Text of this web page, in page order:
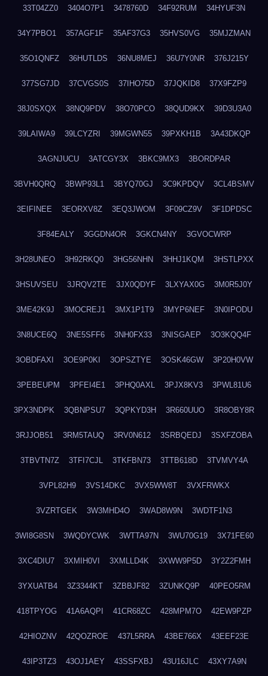
33T04ZZ0 3404O7P1 3478760D 34F92RUM 34HYUF3N
34Y7PBO1 357AGF1F 35AF37G3 35HVS0VG 35MJZMAN
35O1QNFZ 36HUTLDS 36NU8MEJ 36U7Y0NR 376J215Y
377SG7JD 37CVGS0S 37IHO75D 37JQKID8 37X9FZP9
38J0SXQX 38NQ9PDV 38O70PCO 38QUD9KX 39D3U3A0
39LAIWA9 39LCYZRI 39MGWN55 39PXKH1B 3A43DKQP
3AGNJUCU 3ATCGY3X 3BKC9MX3 3BORDPAR
3BVH0QRQ 3BWP93L1 3BYQ70GJ 3C9KPDQV 3CL4BSMV
3EIFINEE 3EORXV8Z 3EQ3JWOM 3F09CZ9V 3F1DPDSC
3F84EALY 3GGDN4OR 3GKCN4NY 3GVOCWRP
3H28UNEO 3H92RKQ0 3HG56NHN 3HHJ1KQM 3HSTLPXX
3HSUVSEU 3JRQV2TE 3JX0QDYF 3LXYAX0G 3M0R5J0Y
3ME42K9J 3MOCREJ1 3MX1P1T9 3MYP6NEF 3N0IPODU
3N8UCE6Q 3NE5SFF6 3NH0FX33 3NISGAEP 3O3KQQ4F
3OBDFAXI 3OE9P0KI 3OPSZTYE 3OSK46GW 3P20H0VW
3PEBEUPM 3PFEI4E1 3PHQ0AXL 3PJX8KV3 3PWL81U6
3PX3NDPK 3QBNPSU7 3QPKYD3H 3R660UUO 3R8OBY8R
3RJJOB51 3RM5TAUQ 3RV0N612 3SRBQEDJ 3SXFZOBA
3TBVTN7Z 3TFI7CJL 3TKFBN73 3TTB618D 3TVMVY4A
3VPL82H9 3VS14DKC 3VX5WW8T 3VXFRWKX
3VZRTGEK 3W3MHD4O 3WAD8W9N 3WDTF1N3
3WI8G8SN 3WQDYCWK 3WTTA97N 3WU70G19 3X71FE60
3XC4DIU7 3XMIH0VI 3XMLLD4K 3XWW9P5D 3Y2Z2FMH
3YXUATB4 3Z3344KT 3ZBBJF82 3ZUNKQ9P 40PEO5RM
418TPYOG 41A6AQPI 41CR68ZC 428MPM7O 42EW9PZP
42HIOZNV 42QOZROE 437L5RRA 43BE766X 43EEF23E
43IP3TZ3 43OJ1AEY 43SSFXBJ 43U16JLC 43XY7A9N